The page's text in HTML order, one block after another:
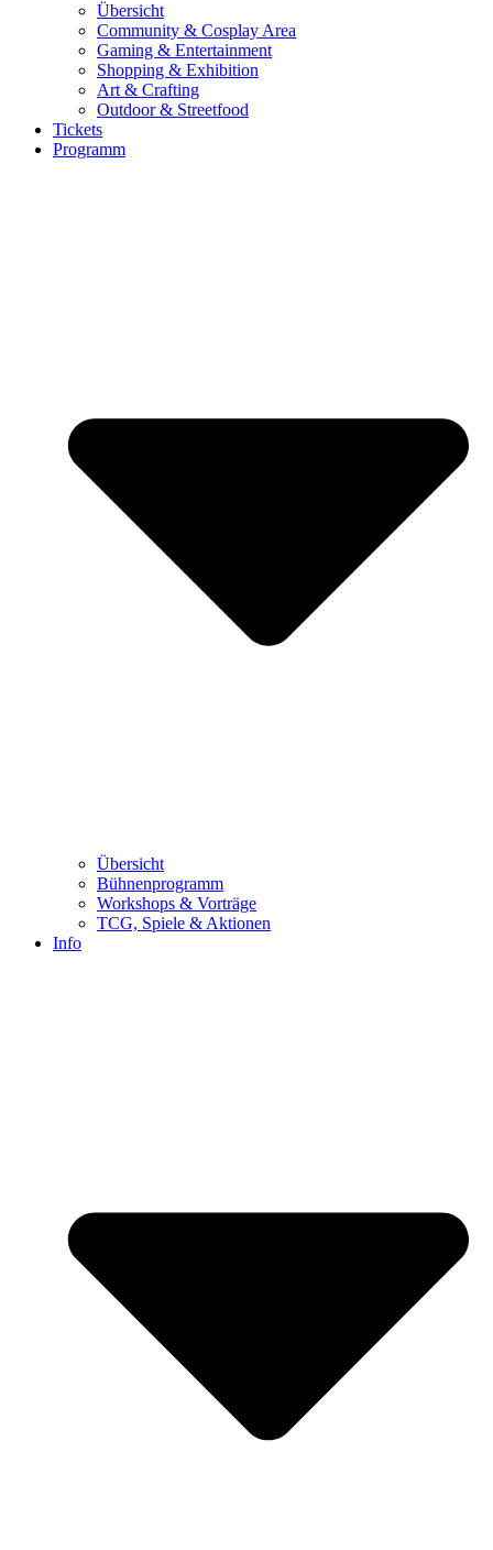
Übersicht
Community & Cosplay Area
Gaming & Entertainment
Shopping & Exhibition
Art & Crafting
Outdoor & Streetfood
Tickets
Programm
Übersicht
Bühnenprogramm
Workshops & Vorträge
TCG, Spiele & Aktionen
Info